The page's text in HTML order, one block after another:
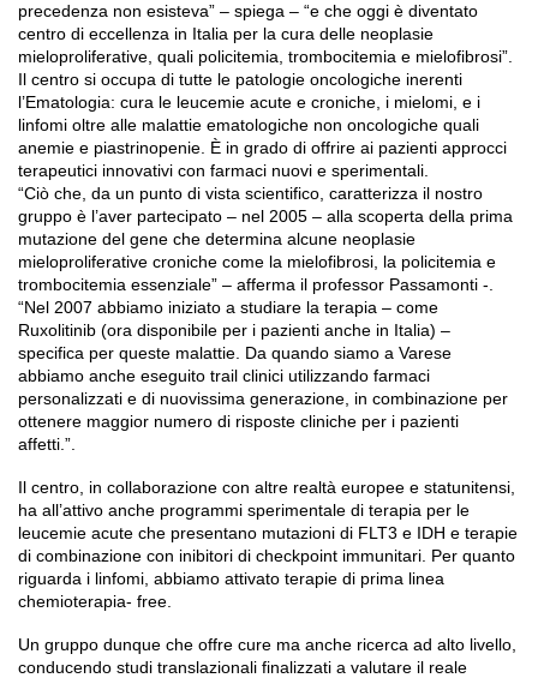
precedenza non esisteva” – spiega – “e che oggi è diventato
centro di eccellenza in Italia per la cura delle neoplasie
mieloproliferative, quali policitemia, trombocitemia e mielofibrosi”.
Il centro si occupa di tutte le patologie oncologiche inerenti
l’Ematologia: cura le leucemie acute e croniche, i mielomi, e i
linfomi oltre alle malattie ematologiche non oncologiche quali
anemie e piastrinopenie. È in grado di offrire ai pazienti approcci
terapeutici innovativi con farmaci nuovi e sperimentali.
“Ciò che, da un punto di vista scientifico, caratterizza il nostro
gruppo è l’aver partecipato – nel 2005 – alla scoperta della prima
mutazione del gene che determina alcune neoplasie
mieloproliferative croniche come la mielofibrosi, la policitemia e
trombocitemia essenziale” – afferma il professor Passamonti -.
“Nel 2007 abbiamo iniziato a studiare la terapia – come
Ruxolitinib (ora disponibile per i pazienti anche in Italia) –
specifica per queste malattie. Da quando siamo a Varese
abbiamo anche eseguito trail clinici utilizzando farmaci
personalizzati e di nuovissima generazione, in combinazione per
ottenere maggior numero di risposte cliniche per i pazienti
affetti.”.
Il centro, in collaborazione con altre realtà europee e statunitensi,
ha all’attivo anche programmi sperimentale di terapia per le
leucemie acute che presentano mutazioni di FLT3 e IDH e terapie
di combinazione con inibitori di checkpoint immunitari. Per quanto
riguarda i linfomi, abbiamo attivato terapie di prima linea
chemioterapia- free.
Un gruppo dunque che offre cure ma anche ricerca ad alto livello,
conducendo studi translazionali finalizzati a valutare il reale